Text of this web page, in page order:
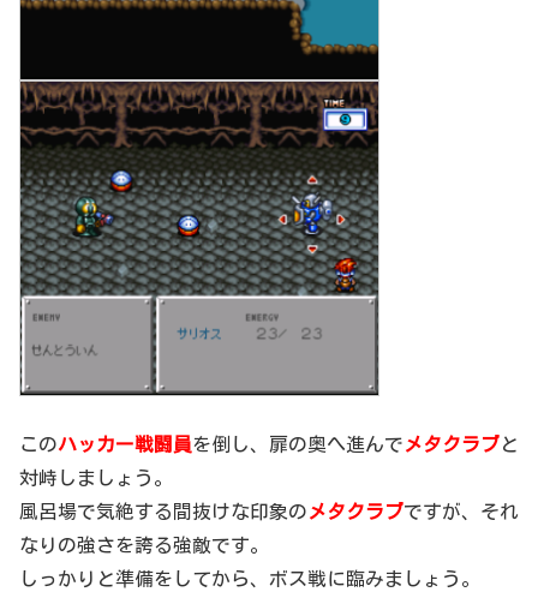
このハッカー戦闘員を倒し、扉の奥へ進んで メタクラブと
対峙しましょう。
風呂場で気絶する間抜けな印象の メタクラブですが、それ
なりの強さを誇る強敵です。
しっかりと準備をしてから、ボス戦に臨みましょう。